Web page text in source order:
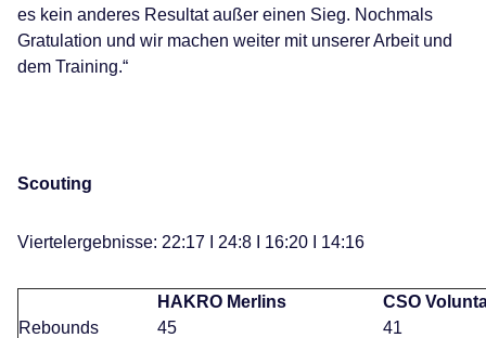
es kein anderes Resultat außer einen Sieg. Nochmals
Gratulation und wir machen weiter mit unserer Arbeit und
dem Training.“
Scouting
Viertelergebnisse: 22:17 I 24:8 I 16:20 I 14:16
HAKRO Merlins
CSO
Rebounds
45
41